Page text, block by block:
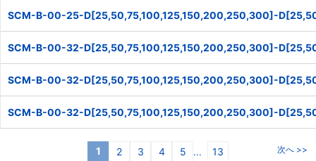
SCM-B-00-25-D[25,50,75,100,125,150,200,250,300]-
SCM-B-00-32-D[25,50,75,100,125,150,200,250,300]-
SCM-B-00-32-D[25,50,75,100,125,150,200,250,300]-
SCM-B-00-32-D[25,50,75,100,125,150,200,250,300]-
1 2 3 4 5 ... 13 次へ >>